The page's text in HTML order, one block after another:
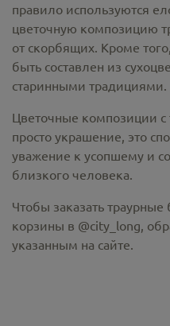
правило используются
цветочную композицию
от скорбящих. Кроме
быть составлен из
старинными традициями.
Цветочные композиции с
просто украшение, это
уважение к усопшему и
близкого человека.
Чтобы заказать
корзины в @city_long,
указанным на сайте.